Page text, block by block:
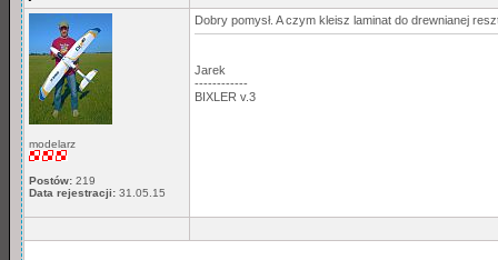
modelarz
Postów: 219
Data rejestracji: 31.05.15
Dobry pomysł. A czym kleisz laminat do drewnianej
Jarek
------------
BIXLER v.3